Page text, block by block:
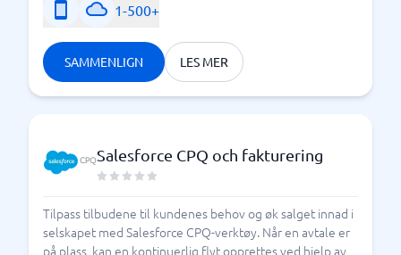
1-500+
SAMMENLIGN LES MER
Salesforce CPQ och fakturering
Tilpass tilbudene til kundenes behov og øk salget innad i
selskapet med Salesforce CPQ-verktøy. Når en avtale er
på plass, kan en kontinuerlig flyt opprettes ved hjelp av